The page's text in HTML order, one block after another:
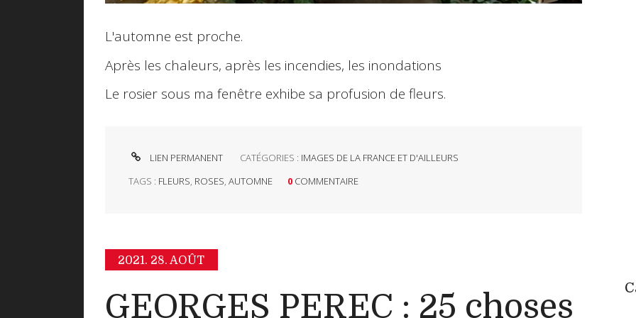
L'automne est proche.
Après les chaleurs, après les incendies, les inondations
Le rosier sous ma fenêtre exhibe sa profusion de fleurs.
LIEN PERMANENT CATÉGORIES : IMAGES DE LA FRANCE ET D'AILLEURS
TAGS : FLEURS, ROSES, AUTOMNE 0 COMMENTAIRE
2021. 28. AOÛT
GEORGES PEREC : 25 choses